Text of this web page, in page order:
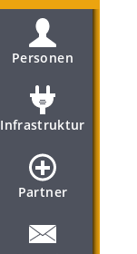
Personen
Infrastruktur
Partner